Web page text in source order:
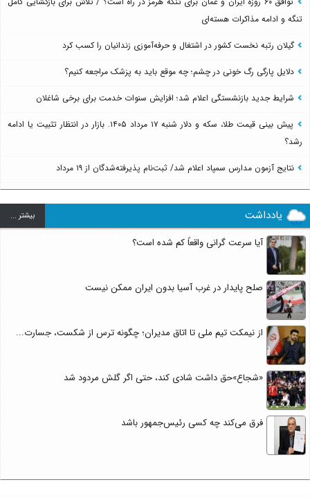
تنگه و ادامه مذاکرات هسته‌ای
گیلان رتبه نخست کشور در اشتغال و حرفه‌آموزی زندانیان را کسب کرد
دلایل پارگی رگ خونی در چشم؛ چه موقع باید به پزشک مراجعه کنیم؟
شرایط جدید بازنشستگی اعلام شد؛ افزایش سنوات خدمت برای برخی شاغلان
پیش بینی قیمت طلا، سکه و دلار شنبه ۱۷ مرداد ۱۴۰۵. بازار در انتظار تثبیت یا ادامه
رشد؟
نتایج آزمون مدارس سمپاد اعلام شد/ ثبت‌نام پذیرفته‌شدگان از ۱۹ مرداد
یادداشت بيشتر ...
آیا سرعت گرانی واقعاً کم شده است؟
صلح پایدار در غرب آسیا بدون ایران ممکن نیست
از نیمکت تیم ملی تا اتاق مدیران؛ چگونه ترس از شکست، جسارت...
«شجاع»حق داشت شادی کند، حتی اگر گلش مردود شد
فرق می‌کند چه کسی رئیس‌جمهور باشد